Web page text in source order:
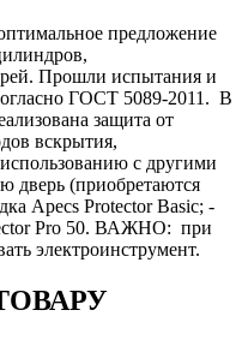
предложение
Прошли испытания и
ГОСТ 5089-2011. В
защита от
вскрытия,
с другими
дверь (приобретаются
Apecs Protector Basic; -
Pro 50. ВАЖНО: при
электроинструмент.